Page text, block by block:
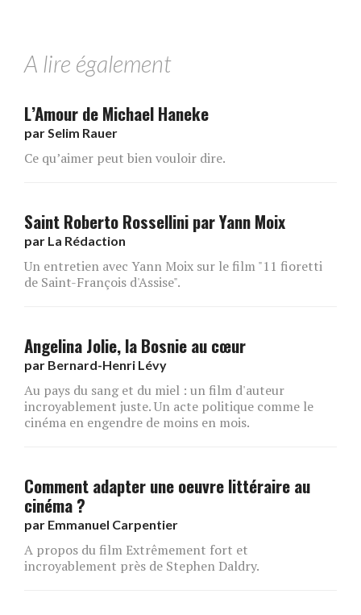
A lire également
L’Amour de Michael Haneke
parSelim Rauer
Ce qu’aimer peut bien vouloir dire.
Saint Roberto Rossellini par Yann Moix
par La Rédaction
Un entretien avec Yann Moix sur le film "11 fioretti
de Saint-François d'Assise".
Angelina Jolie, la Bosnie au cœur
par Bernard-Henri Lévy
Au pays du sang et du miel : un film d'auteur
incroyablement juste. Un acte politique comme le
cinéma en engendre de moins en mois.
Comment adapter une oeuvre littéraire au
cinéma ?
par Emmanuel Carpentier
A propos du film Extrêmement fort et
incroyablement près de Stephen Daldry.